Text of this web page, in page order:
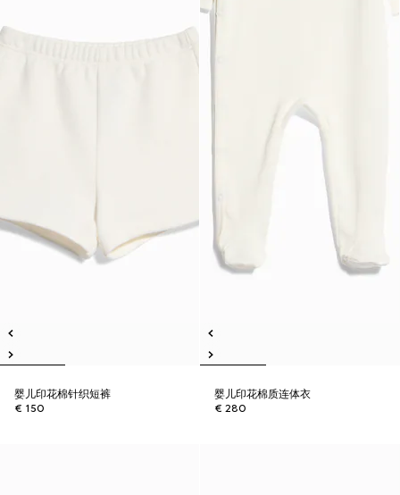
婴儿印花棉针织短裤
€ 150
婴儿印花棉质连体衣
€ 280